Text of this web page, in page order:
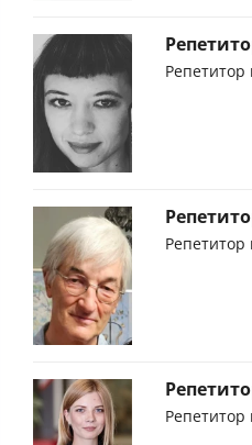
Репетитор
Репетитор
Репетитор